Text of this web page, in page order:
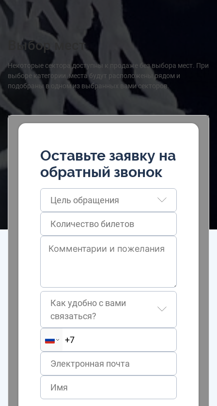
Выбор мест
Некоторые сектора доступны к продаже без выбора мест. При
выборе категории места будут расположены рядом и
подобраны в одном из выбранных вами секторов.
Оставьте заявку на
обратный звонок
Цель обращения
Как удобно с вами
связаться?